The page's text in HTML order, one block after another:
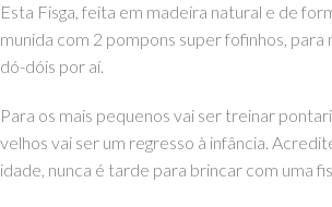
Esta Fisga, feita em madeira natural e de
munida com 2 pompons super fofinhos, para
dó-dóis por aí.
Para os mais pequenos vai ser treinar
velhos vai ser um regresso à infância.
idade, nunca é tarde para brincar com uma